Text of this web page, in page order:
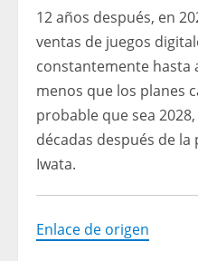
12 años después, en
ventas de juegos
constantemente hasta
menos que los planes
probable que sea
décadas después de
Iwata.
Enlace de origen